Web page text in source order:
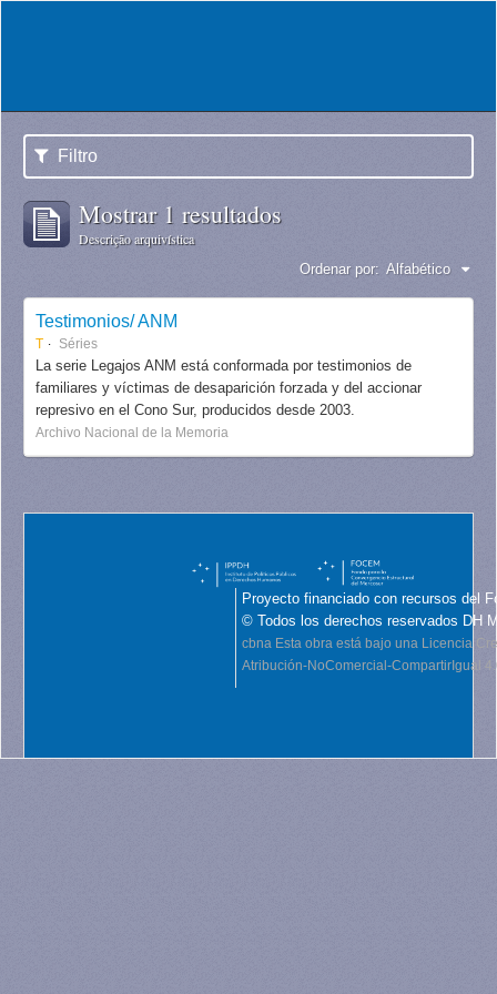
Filtro
Mostrar 1 resultados
Descrição arquivística
Ordenar por: Alfabético
Testimonios/ ANM
T Séries
La serie Legajos ANM está conformada por testimonios de
familiares y víctimas de desaparición forzada y del accionar
represivo en el Cono Sur, producidos desde 2003.
Archivo Nacional de la Memoria
Proyecto financiado con recursos del
© Todos los derechos reservados DH
cbna Esta obra está bajo una Licencia
Atribución-NoComercial-CompartirIgual